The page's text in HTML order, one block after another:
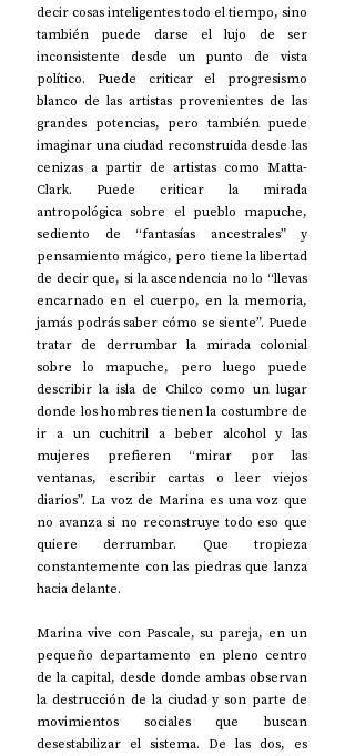
decir cosas inteligentes todo el tiempo, sino
también puede darse el lujo de ser
inconsistente desde un punto de vista
político. Puede criticar el progresismo
blanco de las artistas provenientes de las
grandes potencias, pero también puede
imaginar una ciudad reconstruida desde las
cenizas a partir de artistas como Matta-
Clark. Puede criticar la mirada
antropológica sobre el pueblo mapuche,
sediento de “fantasías ancestrales” y
pensamiento mágico, pero tiene la libertad
de decir que, si la ascendencia no lo “llevas
encarnado en el cuerpo, en la memoria,
jamás podrás saber cómo se siente”. Puede
tratar de derrumbar la mirada colonial
sobre lo mapuche, pero luego puede
describir la isla de Chilco como un lugar
donde los hombres tienen la costumbre de
ir a un cuchitril a beber alcohol y las
mujeres prefieren “mirar por las
ventanas, escribir cartas o leer viejos
diarios”. La voz de Marina es una voz que
no avanza si no reconstruye todo eso que
quiere derrumbar. Que tropieza
constantemente con las piedras que lanza
hacia delante.
Marina vive con Pascale, su pareja, en un
pequeño departamento en pleno centro
de la capital, desde donde ambas observan
la destrucción de la ciudad y son parte de
movimientos sociales que buscan
desestabilizar el sistema. De las dos, es